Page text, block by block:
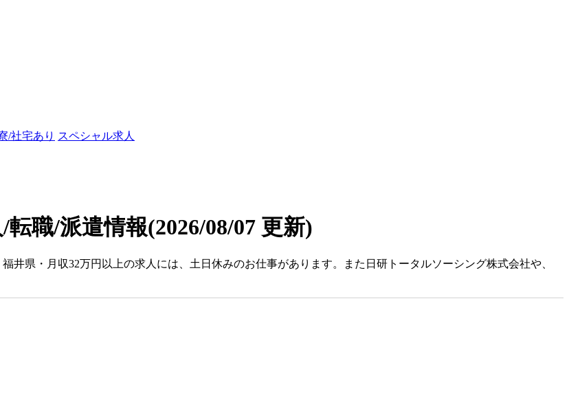
/社宅あり スペシャル求人
転職/派遣情報(2026/08/07 更新)
井県・月収32万円以上の求人には、土日休みのお仕事があります。また日研トータルソーシング株式会社や、